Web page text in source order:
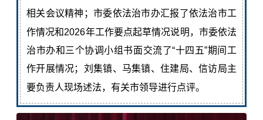
相关会议精神； 市委依法治市办汇报了依法治市工
作情况和2026年工作要点起草情况说明， 市委依法
治市办和三个协调小组书面交流了“十四五”期间工
作开展情况；刘集镇、马集镇、住建局、信访局主
要负责人现场述法，有关市领导进行点评。